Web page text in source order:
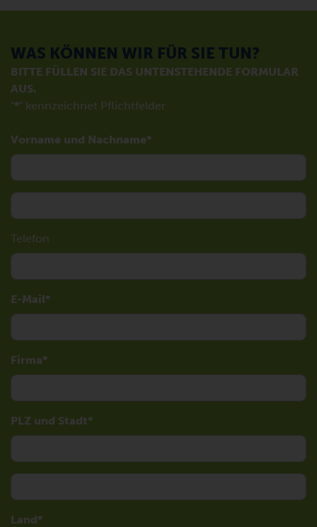
WAS KÖNNEN WIR FÜR SIE TUN?
BITTE FÜLLEN SIE DAS UNTENSTEHENDE FORMULAR
AUS.
"*" kennzeichnet Pflichtfelder
Vorname und Nachname
Telefon
E-Mail
Firma
PLZ und Stadt
Land